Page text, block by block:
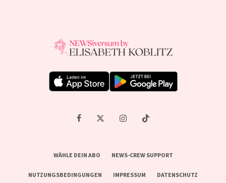
WÄHLE DEIN ABO NEWS-CREW SUPPORT
NUTZUNGSBEDINGUNGEN IMPRESSUM DATENSCHUTZ